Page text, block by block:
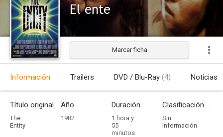
El ente
Estrenada
Marcar ficha
Información Trailers DVD / Blu-Ray (4) Noticias
Título original
The
Entity
Año
1982
Duración
1 hora y
55
minutos
Clasificación por edades
Sin
información